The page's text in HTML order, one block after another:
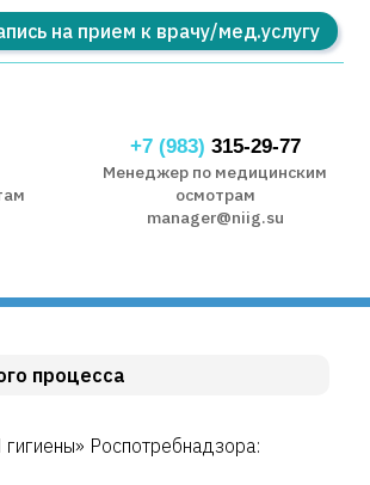
на прием к врачу/мед.услугу
+7 (983) 315-29-77
Менеджер по медицинским
осмотрам
manager@niig.su
процесса
Роспотребнадзора: